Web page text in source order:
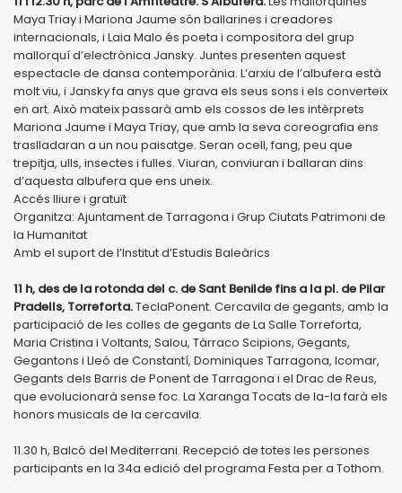
Maya Triay i Mariona Jaume són ballarines i creadores
internacionals, i Laia Malo és poeta i compositora del grup
mallorquí d’electrònica Jansky. Juntes presenten aquest
espectacle de dansa contemporània. L’arxiu de l’albufera està
molt viu, i Jansky fa anys que grava els seus sons i els converteix
en art. Això mateix passarà amb els cossos de les intèrprets
Mariona Jaume i Maya Triay, que amb la seva coreografia ens
traslladaran a un nou paisatge. Seran ocell, fang, peu que
trepitja, ulls, insectes i fulles. Viuran, conviuran i ballaran dins
d’aquesta albufera que ens uneix.
Accés lliure i gratuït
Organitza: Ajuntament de Tarragona i Grup Ciutats Patrimoni de
la Humanitat
Amb el suport de l’Institut d’Estudis Baleàrics
11 h, des de la rotonda del c. de Sant Benilde fins a la pl. de Pilar
Pradells, Torreforta.TeclaPonent. Cercavila de gegants, amb la
participació de les colles de gegants de La Salle Torreforta,
Maria Cristina i Voltants, Salou, Tàrraco Scipions, Gegants,
Gegantons i Lleó de Constantí, Dominiques Tarragona, Icomar,
Gegants dels Barris de Ponent de Tarragona i el Drac de Reus,
que evolucionarà sense foc. La Xaranga Tocats de la-la farà els
honors musicals de la cercavila.
11.30 h, Balcó del Mediterrani. Recepció de totes les persones
participants en la 34a edició del programa Festa per a Tothom.